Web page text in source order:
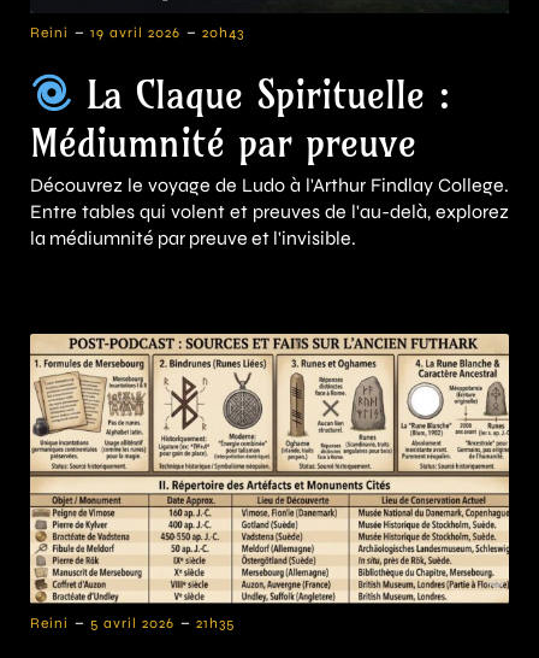
Reini - 19 avril 2026 - 20h43
La Claque Spirituelle :
Médiumnité par preuve
Découvrez le voyage de Ludo à l'Arthur Findlay College.
Entre tables qui volent et preuves de l'au-delà, explorez
la médiumnité par preuve et l'invisible.
Reini - 5 avril 2026 - 21h35